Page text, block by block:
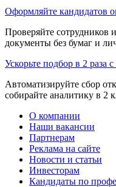
Оформляйте кандидатов
Проверяйте сотрудников
документы без бумаг и
Ускорьте подбор в 2 раза
Автоматизируйте сбор
собирайте аналитику в 2
О компании
Наши вакансии
Партнерам
Реклама на сайте
Новости и статьи
Инвесторам
Кандидаты по